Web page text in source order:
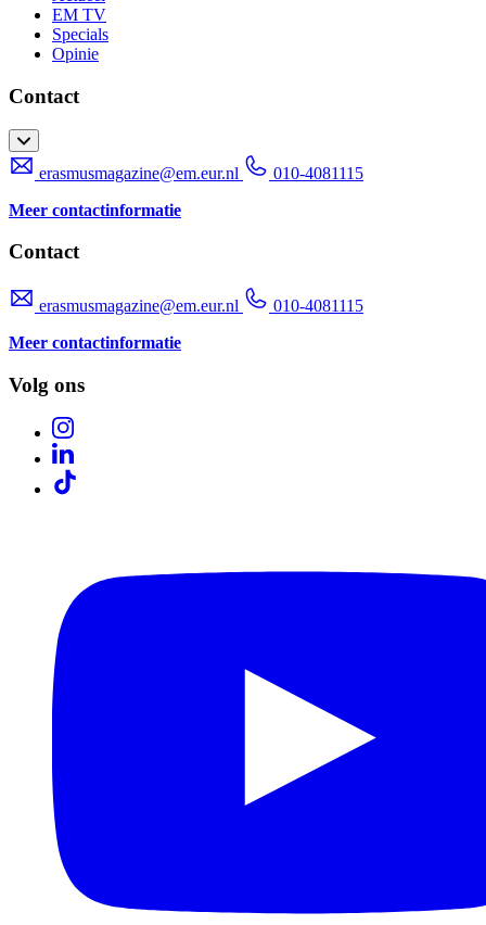
EM TV
Specials
Opinie
Contact
erasmusmagazine@em.eur.nl
010-4081115
Meer contactinformatie
Contact
erasmusmagazine@em.eur.nl
010-4081115
Meer contactinformatie
Volg ons